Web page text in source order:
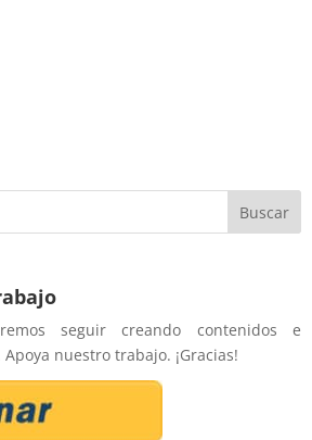
seguir creando contenidos e
nuestro trabajo. ¡Gracias!